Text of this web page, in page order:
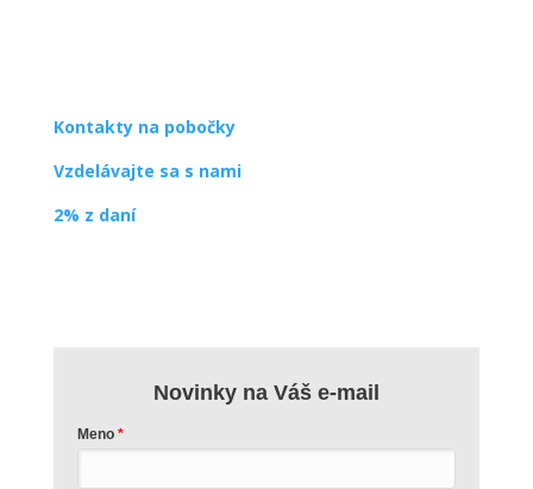
Kontakty na pobočky
Vzdelávajte sa s nami
2% z daní
Novinky na Váš e-mail
Meno